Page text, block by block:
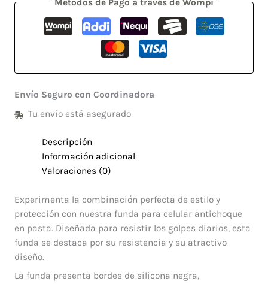
Métodos de Pago a través de Wompi
Envío Seguro con Coordinadora
Tu envío está asegurado
Descripción
Información adicional
Valoraciones (0)
Experimenta la combinación perfecta de estilo y
protección con nuestra funda para celular antichoque
en pasta. Diseñada para resistir los golpes diarios, esta
funda se destaca por su resistencia y su atractivo
diseño.
La funda presenta bordes de silicona negra,